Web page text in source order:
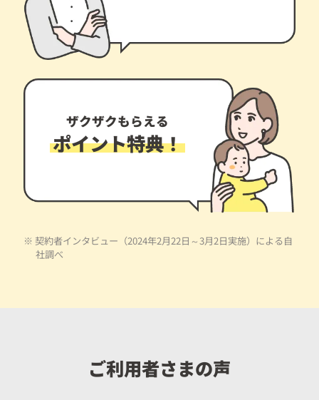
ザクザクもらえる
ポイント特典！
※ 契約者インタビュー（2024年2月22日～3月2日実施）による自
社調べ
ご利用者さまの声